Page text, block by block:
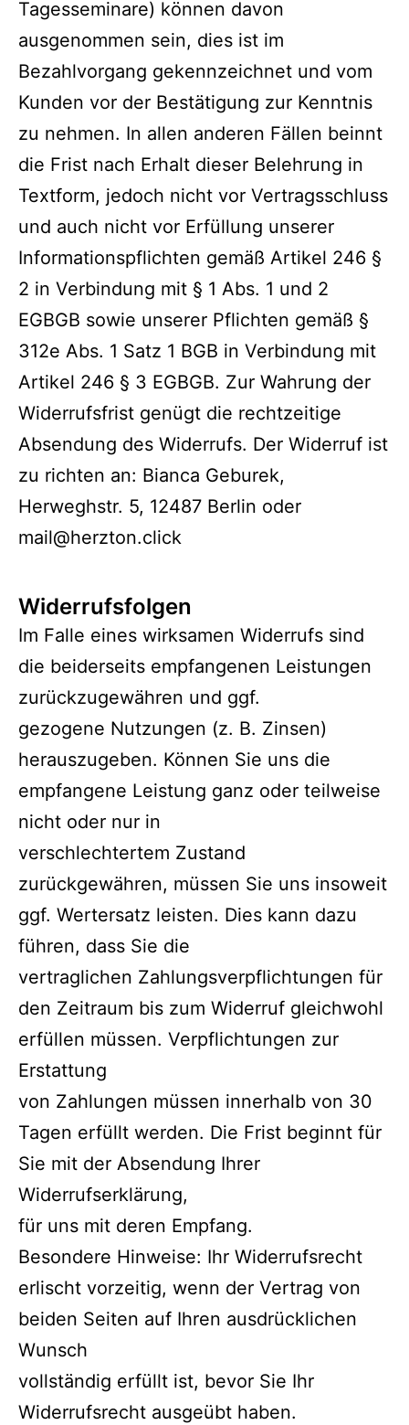
Tagesseminare) können davon
ausgenommen sein, dies ist im
Bezahlvorgang gekennzeichnet und vom
Kunden vor der Bestätigung zur Kenntnis
zu nehmen. In allen anderen Fällen beinnt
die Frist nach Erhalt dieser Belehrung in
Textform, jedoch nicht vor Vertragsschluss
und auch nicht vor Erfüllung unserer
Informationspflichten gemäß Artikel 246 §
2 in Verbindung mit § 1 Abs. 1 und 2
EGBGB sowie unserer Pflichten gemäß §
312e Abs. 1 Satz 1 BGB in Verbindung mit
Artikel 246 § 3 EGBGB. Zur Wahrung der
Widerrufsfrist genügt die rechtzeitige
Absendung des Widerrufs. Der Widerruf ist
zu richten an: Bianca Geburek,
Herweghstr. 5, 12487 Berlin oder
mail@herzton.click
Widerrufsfolgen
Im Falle eines wirksamen Widerrufs sind
die beiderseits empfangenen Leistungen
zurückzugewähren und ggf.
gezogene Nutzungen (z. B. Zinsen)
herauszugeben. Können Sie uns die
empfangene Leistung ganz oder teilweise
nicht oder nur in
verschlechtertem Zustand
zurückgewähren, müssen Sie uns insoweit
ggf. Wertersatz leisten. Dies kann dazu
führen, dass Sie die
vertraglichen Zahlungsverpflichtungen für
den Zeitraum bis zum Widerruf gleichwohl
erfüllen müssen. Verpflichtungen zur
Erstattung
von Zahlungen müssen innerhalb von 30
Tagen erfüllt werden. Die Frist beginnt für
Sie mit der Absendung Ihrer
Widerrufserklärung,
für uns mit deren Empfang.
Besondere Hinweise: Ihr Widerrufsrecht
erlischt vorzeitig, wenn der Vertrag von
beiden Seiten auf Ihren ausdrücklichen
Wunsch
vollständig erfüllt ist, bevor Sie Ihr
Widerrufsrecht ausgeübt haben.